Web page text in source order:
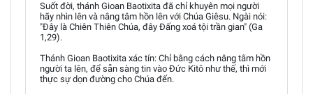
Suốt đời, thánh Gioan Baotixita đã chỉ khuyên mọi người
hãy nhìn lên và nâng tâm hồn lên với Chúa Giêsu. Ngài nói:
"Đây là Chiên Thiên Chúa, đây Đấng xoá tội trần gian" (Ga
1,29).
Thánh Gioan Baotixita xác tín: Chỉ bằng cách nâng tâm hồn
người ta lên, để sẵn sàng tin vào Đức Kitô như thế, thì mới
thực sự dọn đường cho Chúa đến.